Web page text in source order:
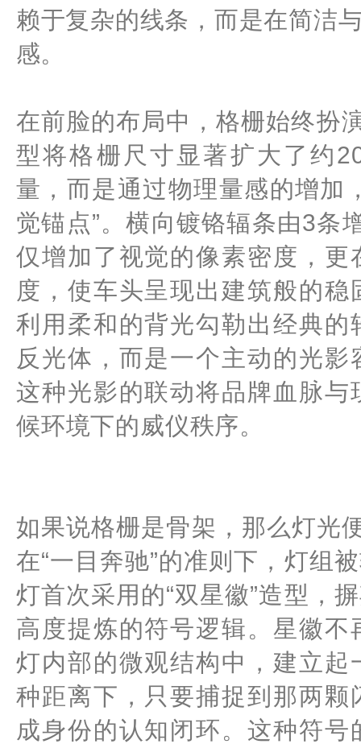
赖于复杂的线条，而是在简洁
感。
在前脸的布局中，格栅始终扮
型将格栅尺寸显著扩大了约
量，而是通过物理量感的增加
觉锚点”。横向镀铬辐条由3条
仅增加了视觉的像素密度，
度，使车头呈现出建筑般的
利用柔和的背光勾勒出经典
反光体，而是一个主动的光
这种光影的联动将品牌血脉
候环境下的威仪秩序。
如果说格栅是骨架，那么灯光
在“一目奔驰”的准则下，灯组
灯首次采用的“双星徽”造型，
高度提炼的符号逻辑。星徽
灯内部的微观结构中，建立
种距离下，只要捕捉到那两
成身份的认知闭环。这种符